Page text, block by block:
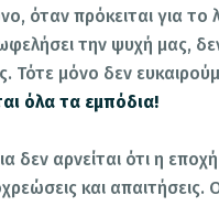
όταν πρόκειται για το
την ψυχή μας,
Τότε μόνο δεν
όλα τα εμπόδια!
δεν αρνείται ότι η
και απαιτήσεις.